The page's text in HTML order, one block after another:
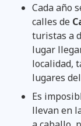
Cada año
calles de
turistas a
lugar
localidad,
lugares
Es
llevan en